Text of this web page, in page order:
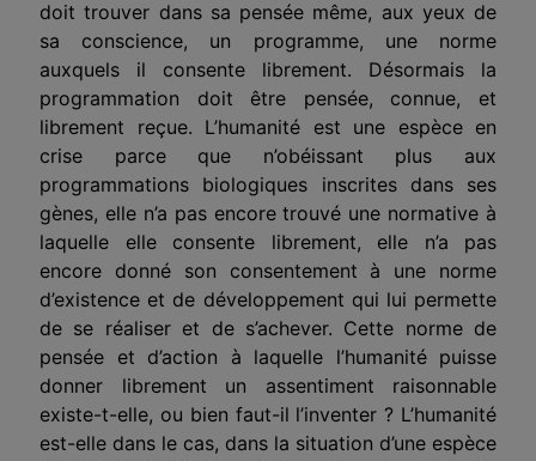
doit trouver dans sa pensée même, aux yeux de
sa conscience, un programme, une norme
auxquels il consente librement. Désormais la
programmation doit être pensée, connue, et
librement reçue. L’humanité est une espèce en
crise parce que n’obéissant plus aux
programmations biologiques inscrites dans ses
gènes, elle n’a pas encore trouvé une normative à
laquelle elle consente librement, elle n’a pas
encore donné son consentement à une norme
d’existence et de développement qui lui permette
de se réaliser et de s’achever. Cette norme de
pensée et d’action à laquelle l’humanité puisse
donner librement un assentiment raisonnable
existe-t-elle, ou bien faut-il l’inventer ? L’humanité
est-elle dans le cas, dans la situation d’une espèce